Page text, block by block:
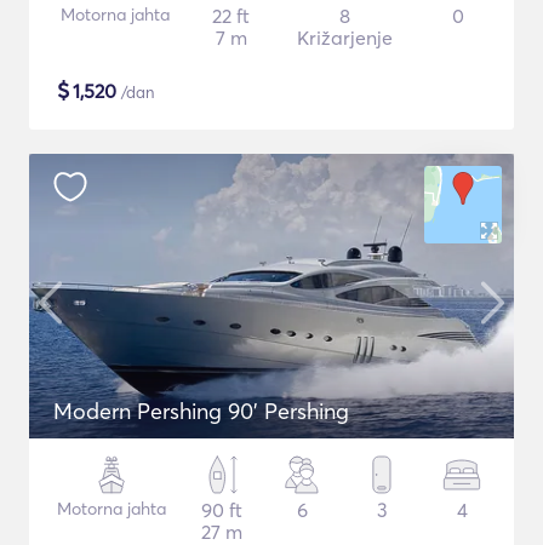
Motorna jahta
22 ft
7 m
8
Križarjenje
0
$1,520 /dan
Modern Pershing 90' Pershing
Motorna jahta
90 ft
27 m
6 3 4